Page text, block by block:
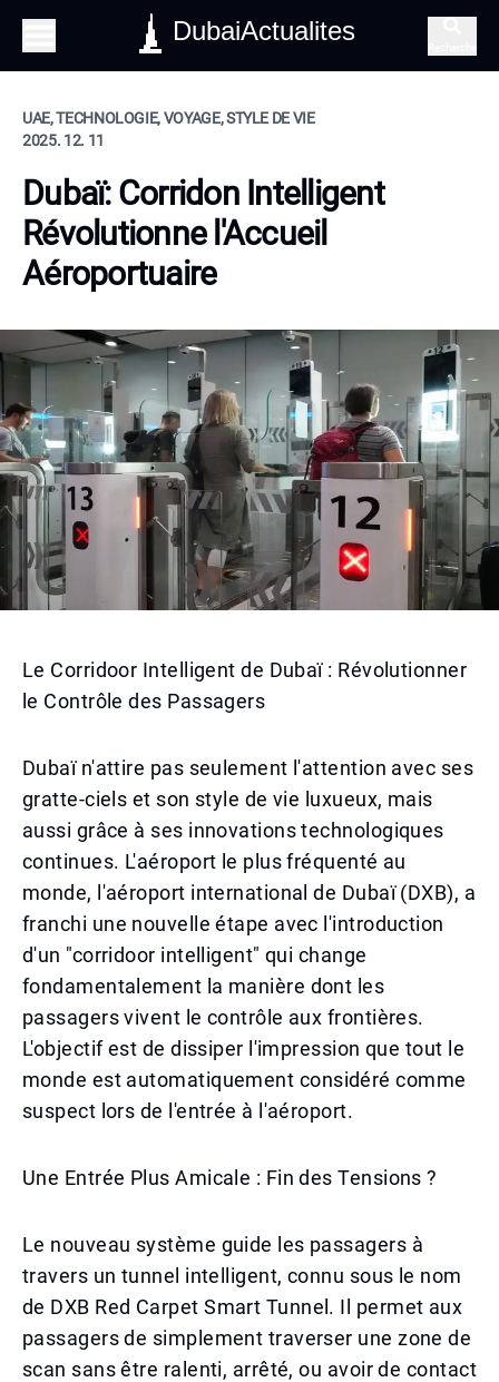
DubaiActualites
UAE, TECHNOLOGIE, VOYAGE, STYLE DE VIE
2025. 12. 11
Dubaï: Corridon Intelligent
Révolutionne l'Accueil
Aéroportuaire
Le Corridoor Intelligent de Dubaï : Révolutionner
le Contrôle des Passagers
Dubaï n'attire pas seulement l'attention avec ses
gratte-ciels et son style de vie luxueux, mais
aussi grâce à ses innovations technologiques
continues. L'aéroport le plus fréquenté au
monde, l'aéroport international de Dubaï (DXB), a
franchi une nouvelle étape avec l'introduction
d'un "corridoor intelligent" qui change
fondamentalement la manière dont les
passagers vivent le contrôle aux frontières.
L'objectif est de dissiper l'impression que tout le
monde est automatiquement considéré comme
suspect lors de l'entrée à l'aéroport.
Une Entrée Plus Amicale : Fin des Tensions ?
Le nouveau système guide les passagers à
travers un tunnel intelligent, connu sous le nom
de DXB Red Carpet Smart Tunnel. Il permet aux
passagers de simplement traverser une zone de
scan sans être ralenti, arrêté, ou avoir de contact